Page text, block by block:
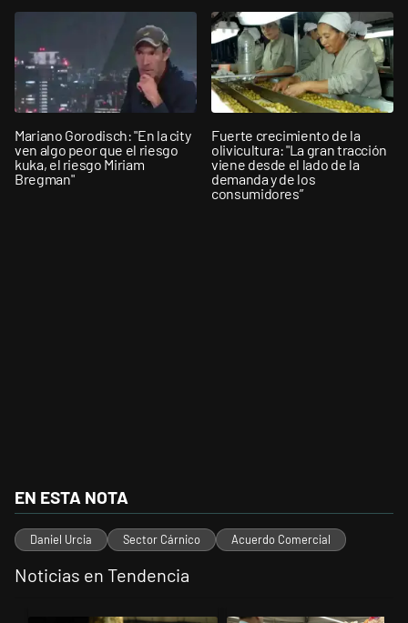
Mariano Gorodisch: "En la city
ven algo peor que el riesgo
kuka, el riesgo Miriam
Bregman"
Fuerte crecimiento de la
olivicultura: "La gran tracción
viene desde el lado de la
demanda y de los
consumidores”
EN ESTA NOTA
Daniel Urcia Sector Cárnico Acuerdo Comercial
Noticias en Tendencia